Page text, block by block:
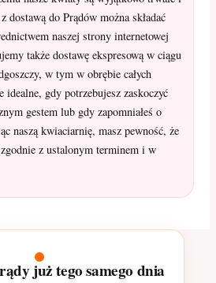
dostawą do Prądów można składać
naszej strony internetowej
także dostawę ekspresową w ciągu
w tym w obrębie całych
idealne, gdy potrzebujesz zaskoczyć
gestem lub gdy zapomniałeś o
naszą kwiaciarnię, masz pewność, że
z ustalonym terminem i w
już tego samego dnia